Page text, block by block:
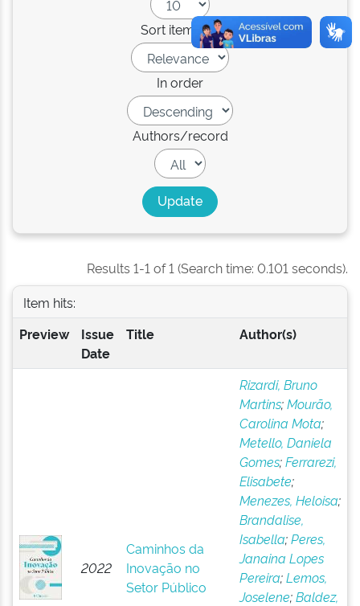
Sort items by
In order
Authors/record
Results 1-1 of 1 (Search time: 0.101 seconds).
Item hits:
Preview
Issue
Date
Title Author(s)
2022
Caminhos da
Inovação no
Setor Público
Rizardi, Bruno
Martins;Mourão,
Carolina Mota;
Metello, Daniela
Gomes;Ferrarezi,
Elisabete;
Menezes, Heloisa;
Brandalise,
Isabella;Peres,
Janaina Lopes
Pereira;Lemos,
Joselene;Baldez,